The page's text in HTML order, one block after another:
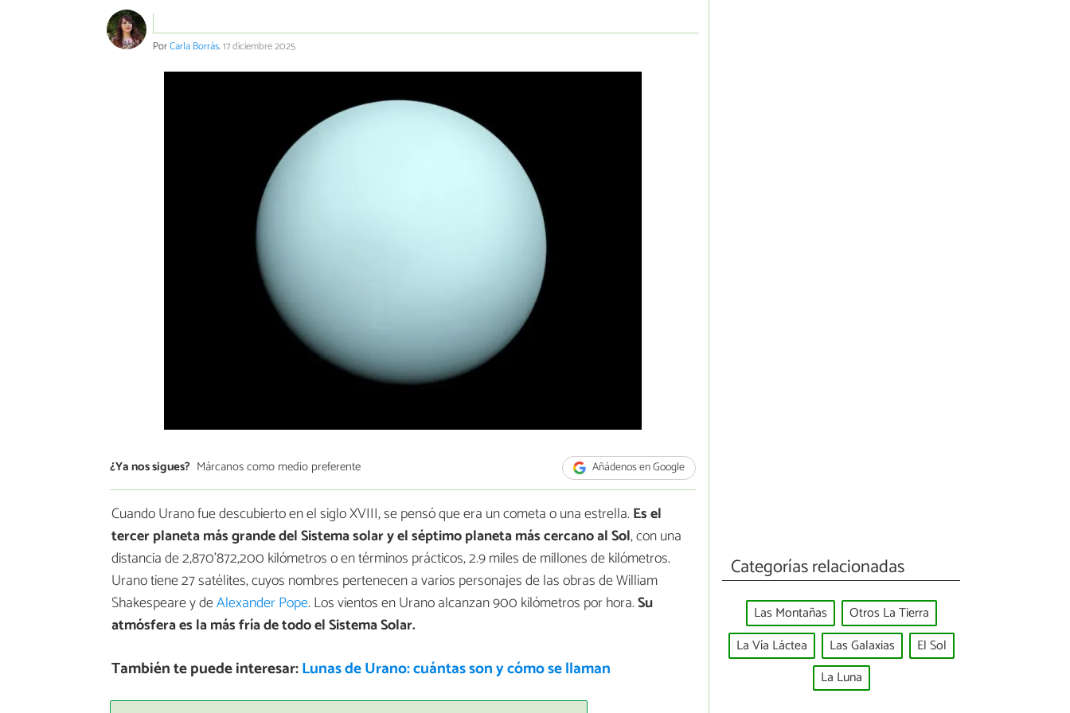
PorCarla Borràs.17 diciembre 2025
¿Ya nos sigues? Márcanos como medio preferente Añádenos en Google
Cuando Urano fue descubierto en el siglo XVIII, se pensó que era un cometa o una estrella. Es el
tercer planeta más grande del Sistema solar y el séptimo planeta más cercano al Sol, con una
distancia de 2,870’872,200 kilómetros o en términos prácticos, 2.9 miles de millones de kilómetros.
Urano tiene 27 satélites, cuyos nombres pertenecen a varios personajes de las obras de William
Shakespeare y deAlexander Pope. Los vientos en Urano alcanzan 900 kilómetros por hora.Su
atmósfera es la más fría de todo el Sistema Solar.
También te puede interesar:Lunas de Urano: cuántas son y cómo se llaman
Categorías relacionadas
Las Montañas
Otros La Tierra
La Vía Láctea
Las Galaxias
El Sol
La Luna